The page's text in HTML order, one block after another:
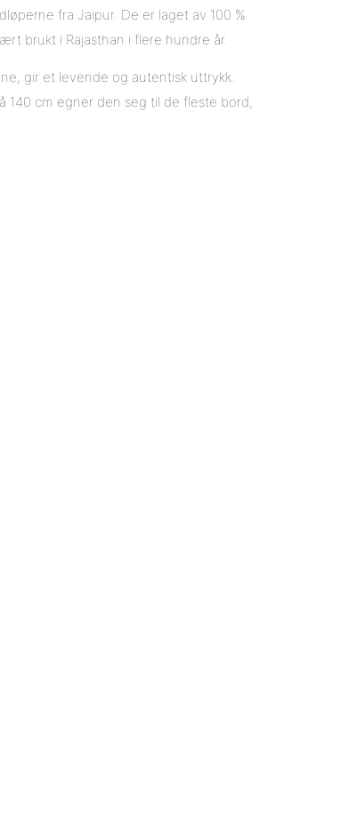
fra Jaipur. De er laget av 100 %
brukt i Rajasthan i flere hundre år.
gir et levende og autentisk uttrykk.
140 cm egner den seg til de fleste bord,